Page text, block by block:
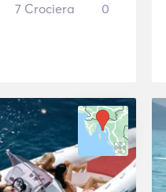
7 Crociera 0